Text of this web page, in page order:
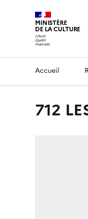
MINISTÈRE
DE LA CULTURE
Accueil
712